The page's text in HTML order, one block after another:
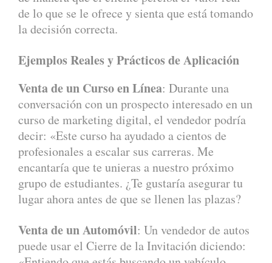
de lo que se le ofrece y sienta que está tomando
la decisión correcta.
Ejemplos Reales y Prácticos de Aplicación
Venta de un Curso en Línea: Durante una
conversación con un prospecto interesado en un
curso de marketing digital, el vendedor podría
decir: «Este curso ha ayudado a cientos de
profesionales a escalar sus carreras. Me
encantaría que te unieras a nuestro próximo
grupo de estudiantes. ¿Te gustaría asegurar tu
lugar ahora antes de que se llenen las plazas?
Venta de un Automóvil: Un vendedor de autos
puede usar el Cierre de la Invitación diciendo: